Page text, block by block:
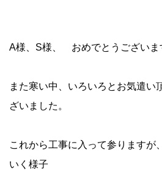
A様、S様、 おめでとうございま
また寒い中、いろいろとお気遣い
ざいました。
これから工事に入って参りますが
いく様子